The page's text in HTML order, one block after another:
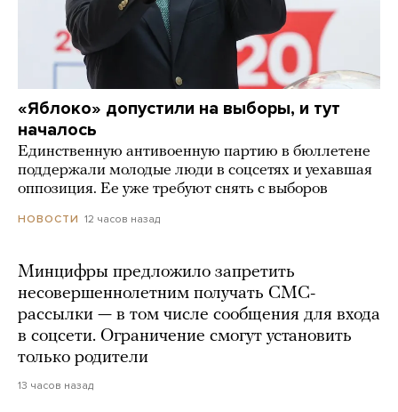
«Яблоко» допустили на выборы, и тут
началось
Единственную антивоенную партию в бюллетене
поддержали молодые люди в соцсетях и уехавшая
оппозиция. Ее уже требуют снять с выборов
НОВОСТИ 12 часов назад
Минцифры предложило запретить
несовершеннолетним получать СМС-
рассылки — в том числе сообщения для входа
в соцсети. Ограничение смогут установить
только родители
13 часов назад